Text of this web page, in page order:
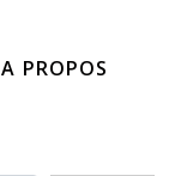
A PROPOS